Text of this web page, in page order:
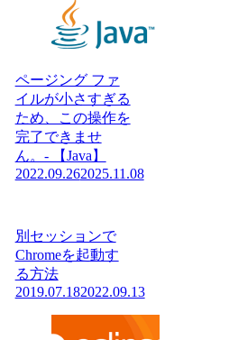
ページング ファ
イルが小さすぎる
ため、この操作を
完了できませ
ん。- 【Java】
2022.09.262025.11.08
別セッションで
Chromeを起動す
る方法
2019.07.182022.09.13